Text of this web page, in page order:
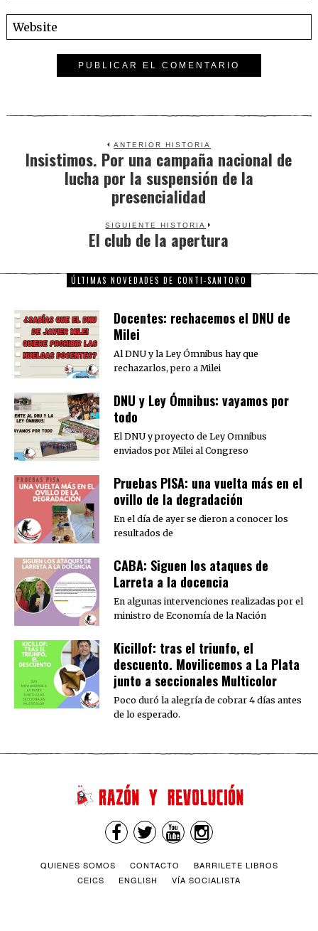
ANTERIOR HISTORIA
Previous
post:
Insistimos. Por una campaña nacional de
lucha por la suspensión de la
presencialidad
SIGUIENTE HISTORIA
Next
post:
El club de la apertura
ÚLTIMAS NOVEDADES DE CONTI-SANTORO
Docentes: rechacemos el DNU de
Milei
Al DNU y la Ley Ómnibus hay que
rechazarlos, pero a Milei
DNU y Ley Ómnibus: vayamos por
todo
El DNU y proyecto de Ley Omnibus
enviados por Milei al Congreso
Pruebas PISA: una vuelta más en el
ovillo de la degradación
En el día de ayer se dieron a conocer los
resultados de
CABA: Siguen los ataques de
Larreta a la docencia
En algunas intervenciones realizadas por el
ministro de Economía de la Nación
Kicillof: tras el triunfo, el
descuento. Movilicemos a La Plata
junto a seccionales Multicolor
Poco duró la alegría de cobrar 4 días antes
de lo esperado.
QUIENES SOMOS CONTACTO
BARRILETE LIBROS
CEICS
ENGLISH VÍA SOCIALISTA